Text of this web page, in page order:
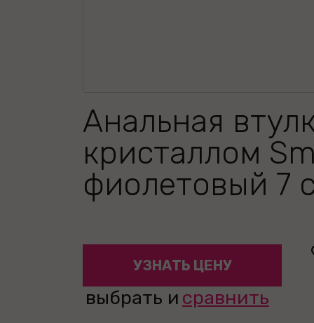
Анальная
кристаллом
фиолетовый 7
УЗНАТЬ ЦЕНУ
выбрать и сравнить